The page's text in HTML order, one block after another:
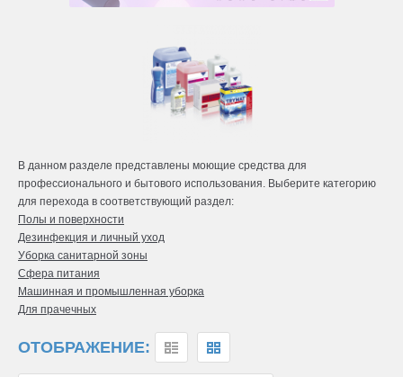
В данном разделе представлены моющие средства для
профессионального и бытового использования. Выберите категорию
для перехода в соответствующий раздел:
Полы и поверхности
Дезинфекция и личный уход
Уборка санитарной зоны
Сфера питания
Машинная и промышленная уборка
Для прачечных
ОТОБРАЖЕНИЕ: